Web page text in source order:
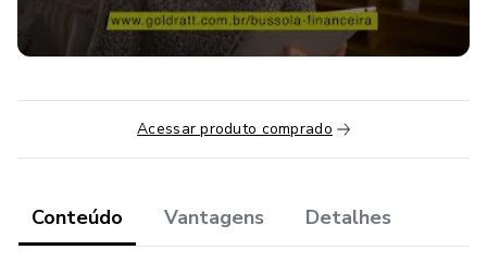
Acessar produto comprado
Conteúdo Vantagens Detalhes